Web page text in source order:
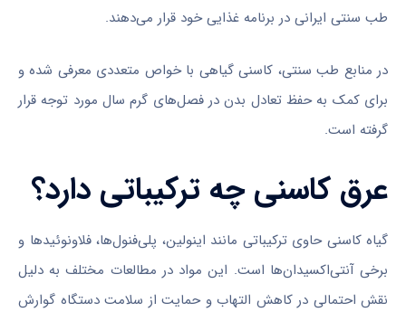
طب سنتی ایرانی در برنامه غذایی خود قرار می‌دهند.
در منابع طب سنتی، کاسنی گیاهی با خواص متعددی معرفی شده و
برای کمک به حفظ تعادل بدن در فصل‌های گرم سال مورد توجه قرار
گرفته است.
عرق کاسنی چه ترکیباتی دارد؟
گیاه کاسنی حاوی ترکیباتی مانند اینولین، پلی‌فنول‌ها، فلاونوئیدها و
برخی آنتی‌اکسیدان‌ها است. این مواد در مطالعات مختلف به دلیل
نقش احتمالی در کاهش التهاب و حمایت از سلامت دستگاه گوارش